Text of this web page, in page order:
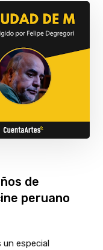
de
peruano
un especial